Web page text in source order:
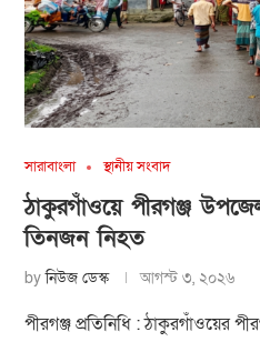
সারাবাংলা স্থানীয় সংবাদ
ঠাকুরগাঁওয়ে পীরগঞ্জ
তিনজন নিহত
byনিউজ ডেস্ক আগস্ট ৩, ২০২৬
পীরগঞ্জ প্রতিনিধি : ঠাকুরগাঁওয়ের